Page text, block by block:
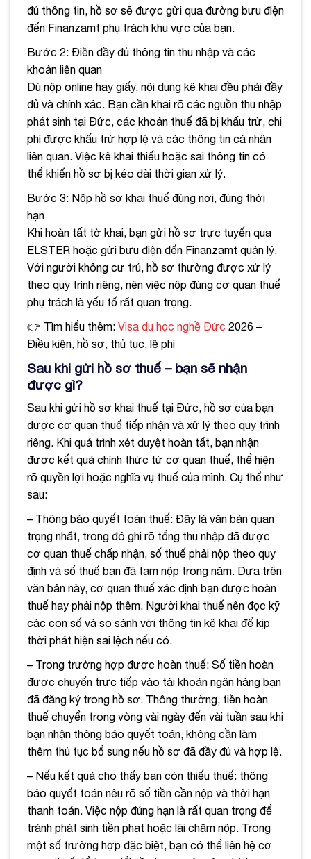
đủ thông tin, hồ sơ sẽ được gửi qua đường bưu điện
đến Finanzamt phụ trách khu vực của bạn.
Bước 2: Điền đầy đủ thông tin thu nhập và các
khoản liên quan
Dù nộp online hay giấy, nội dung kê khai đều phải đầy
đủ và chính xác. Bạn cần khai rõ các nguồn thu nhập
phát sinh tại Đức, các khoản thuế đã bị khấu trừ, chi
phí được khấu trừ hợp lệ và các thông tin cá nhân
liên quan. Việc kê khai thiếu hoặc sai thông tin có
thể khiến hồ sơ bị kéo dài thời gian xử lý.
Bước 3: Nộp hồ sơ khai thuế đúng nơi, đúng thời
hạn
Khi hoàn tất tờ khai, bạn gửi hồ sơ trực tuyến qua
ELSTER hoặc gửi bưu điện đến Finanzamt quản lý.
Với người không cư trú, hồ sơ thường được xử lý
theo quy trình riêng, nên việc nộp đúng cơ quan thuế
phụ trách là yếu tố rất quan trọng.
👉 Tìm hiểu thêm: Visa du học nghề Đức 2026 –
Điều kiện, hồ sơ, thủ tục, lệ phí
Sau khi gửi hồ sơ thuế – bạn sẽ nhận
được gì?
Sau khi gửi hồ sơ khai thuế tại Đức, hồ sơ của bạn
được cơ quan thuế tiếp nhận và xử lý theo quy trình
riêng. Khi quá trình xét duyệt hoàn tất, bạn nhận
được kết quả chính thức từ cơ quan thuế, thể hiện
rõ quyền lợi hoặc nghĩa vụ thuế của mình. Cụ thể như
sau:
– Thông báo quyết toán thuế: Đây là văn bản quan
trọng nhất, trong đó ghi rõ tổng thu nhập đã được
cơ quan thuế chấp nhận, số thuế phải nộp theo quy
định và số thuế bạn đã tạm nộp trong năm. Dựa trên
văn bản này, cơ quan thuế xác định bạn được hoàn
thuế hay phải nộp thêm. Người khai thuế nên đọc kỹ
các con số và so sánh với thông tin kê khai để kịp
thời phát hiện sai lệch nếu có.
– Trong trường hợp được hoàn thuế: Số tiền hoàn
được chuyển trực tiếp vào tài khoản ngân hàng bạn
đã đăng ký trong hồ sơ. Thông thường, tiền hoàn
thuế chuyển trong vòng vài ngày đến vài tuần sau khi
bạn nhận thông báo quyết toán, không cần làm
thêm thủ tục bổ sung nếu hồ sơ đã đầy đủ và hợp lệ.
– Nếu kết quả cho thấy bạn còn thiếu thuế: thông
báo quyết toán nêu rõ số tiền cần nộp và thời hạn
thanh toán. Việc nộp đúng hạn là rất quan trọng để
tránh phát sinh tiền phạt hoặc lãi chậm nộp. Trong
một số trường hợp đặc biệt, bạn có thể liên hệ cơ